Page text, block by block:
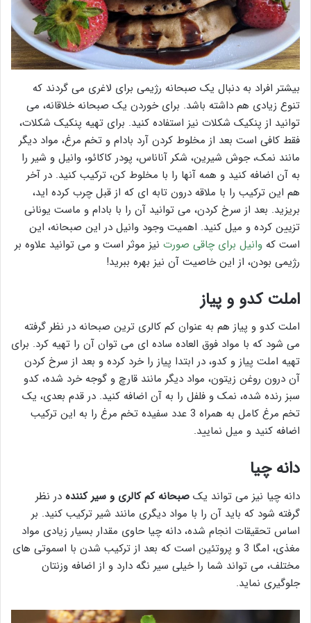
بیشتر افراد به دنبال یک صبحانه رژیمی برای لاغری می گردند که
تنوع زیادی هم داشته باشد. برای خوردن یک صبحانه خلاقانه، می
توانید از پنکیک شکلات نیز استفاده کنید. برای تهیه پنکیک شکلات،
فقط کافی است بعد از مخلوط کردن آرد بادام و تخم مرغ، مواد دیگر
مانند نمک، جوش شیرین، شکر آناناس، پودر کاکائو، وانیل و شیر را
به آن اضافه کنید و همه آنها را با مخلوط کن، ترکیب کنید. در آخر
هم این ترکیب را با ملاقه درون تابه ای که از قبل چرب کرده اید،
بریزید. بعد از سرخ کردن، می توانید آن را با بادام و ماست یونانی
تزیین کرده و میل کنید. اهمیت وجود وانیل در این صبحانه، این
است که وانیل برای چاقی صورت نیز موثر است و می توانید علاوه بر
رژیمی بودن، از این خاصیت آن نیز بهره ببرید!
املت کدو و پیاز
املت کدو و پیاز هم به عنوان کم کالری ترین صبحانه در نظر گرفته
می شود که با مواد فوق العاده ساده ای می توان آن را تهیه کرد. برای
تهیه املت پیاز و کدو، در ابتدا پیاز را خرد کرده و بعد از سرخ کردن
آن درون روغن زیتون، مواد دیگر مانند قارچ و گوجه خرد شده، کدو
سبز رنده شده، نمک و فلفل را به آن اضافه کنید. در قدم بعدی، یک
تخم مرغ کامل به همراه 3 عدد سفیده تخم مرغ را به این ترکیب
اضافه کنید و میل نمایید.
دانه چیا
دانه چیا نیز می تواند یک صبحانه کم کالری و سیر کننده در نظر
گرفته شود که باید آن را با مواد دیگری مانند شیر ترکیب کنید. بر
اساس تحقیقات انجام شده، دانه چیا حاوی مقدار بسیار زیادی مواد
مغذی، امگا 3 و پروتئین است که بعد از ترکیب شدن با اسموتی های
مختلف، می تواند شما را خیلی سیر نگه دارد و از اضافه وزنتان
جلوگیری نماید.